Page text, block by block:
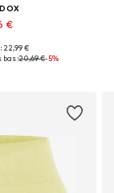
€
S, S-M, M-L
22,99 €
:20,69 €-5%